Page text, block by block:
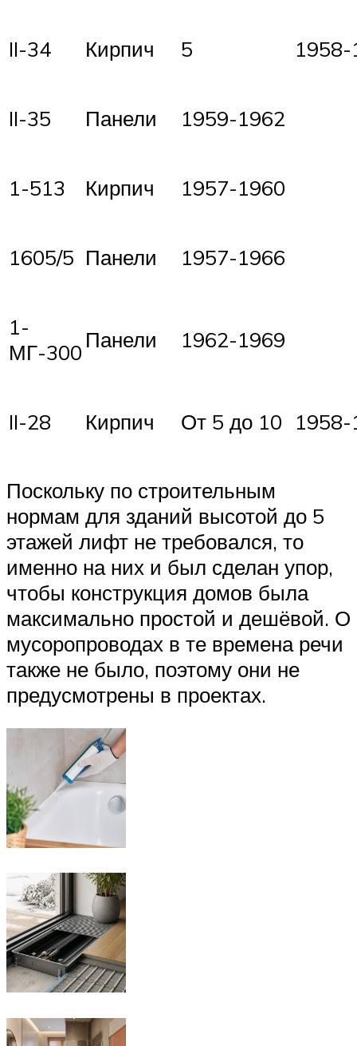
II-34 Кирпич 5
II-35 Панели 1959-1962
1-513 Кирпич 1957-1960
1605/5 Панели 1957-1966
1-
МГ-300 Панели 1962-1969
II-28 Кирпич От 5 до 10
Поскольку по строительным
нормам для зданий высотой до 5
этажей лифт не требовался, то
именно на них и был сделан упор,
чтобы конструкция домов была
максимально простой и дешёвой. О
мусоропроводах в те времена речи
также не было, поэтому они не
предусмотрены в проектах.